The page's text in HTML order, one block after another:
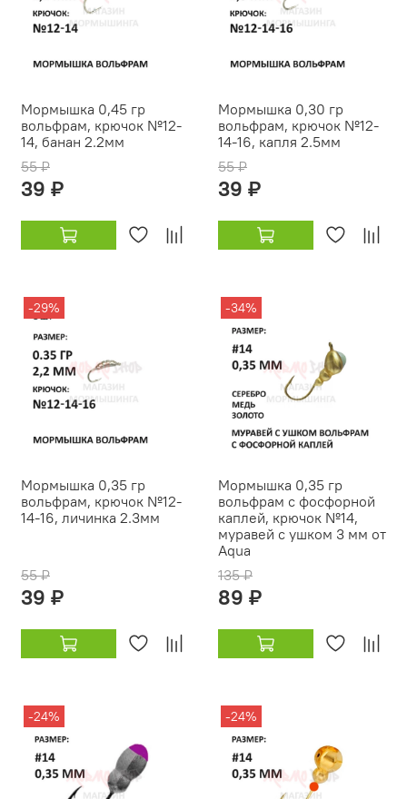
Мормышка 0,45 гр
вольфрам, крючок №12-
14, банан 2.2мм
55 ₽
39 ₽
Мормышка 0,30 гр
вольфрам, крючок №12-
14-16, капля 2.5мм
55 ₽
39 ₽
-29%
Мормышка 0,35 гр
вольфрам, крючок №12-
14-16, личинка 2.3мм
55 ₽
39 ₽
-34%
Мормышка 0,35 гр
вольфрам с фосфорной
каплей, крючок №14,
муравей с ушком 3 мм от
Aqua
135 ₽
89 ₽
-24% -24%